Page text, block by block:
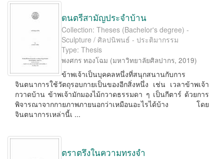
ดนตรีสามัญประจำบ้าน
Collection: Theses (Bachelor's degree) -
Sculpture / ศิลปนิพนธ์ - ประติมากรรม
Type: Thesis
พงศกร ทองโฉม (มหาวิทยาลัยศิลปากร, 2019)
ข้าพเจ้าเป็นบุคคลหนึ่งที่สนุกสนานกับการ
จินตนาการใช้วัตถุรอบกายเป็นของอีกสิ่งหนึ่ง เช่น เวลาข้าพเจ้า
กวาดบ้าน ข้าพเจ้ามักมองไม้กวาดธรรมดา ๆ เป็นกีตาร์ ด้วยการ
พิจารณาจากกายภาพภายนอกว่าเหมือนอะไรได้บ้าง โดย
จินตนาการเหล่านี้เ ...
ตราตรึงในความทรงจำ